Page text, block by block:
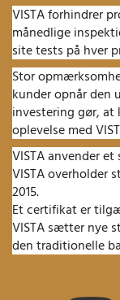
VISTA forhindrer
månedlige
site tests på hver
Stor
kunder opnår den
investering gør, at
oplevelse med
VISTA anvender
VISTA overholder
2015.
Et certifikat er
VISTA sætter nye
den traditionelle